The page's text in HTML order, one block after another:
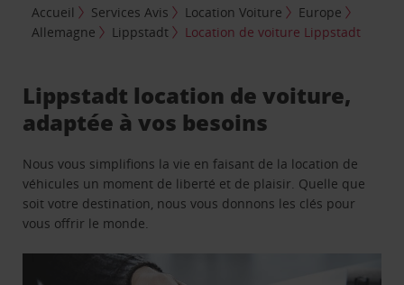
Accueil Services Avis Location Voiture
Europe
Allemagne
Lippstadt Location de voiture Lippstadt
Lippstadt location de voiture,
adaptée à vos besoins
Nous vous simplifions la vie en faisant de la location de
véhicules un moment de liberté et de plaisir. Quelle que
soit votre destination, nous vous donnons les clés pour
vous offrir le monde.